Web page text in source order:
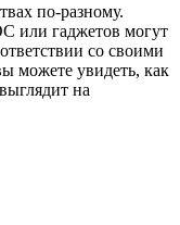
по-разному.
или гаджетов могут
со своими
можете увидеть, как
на